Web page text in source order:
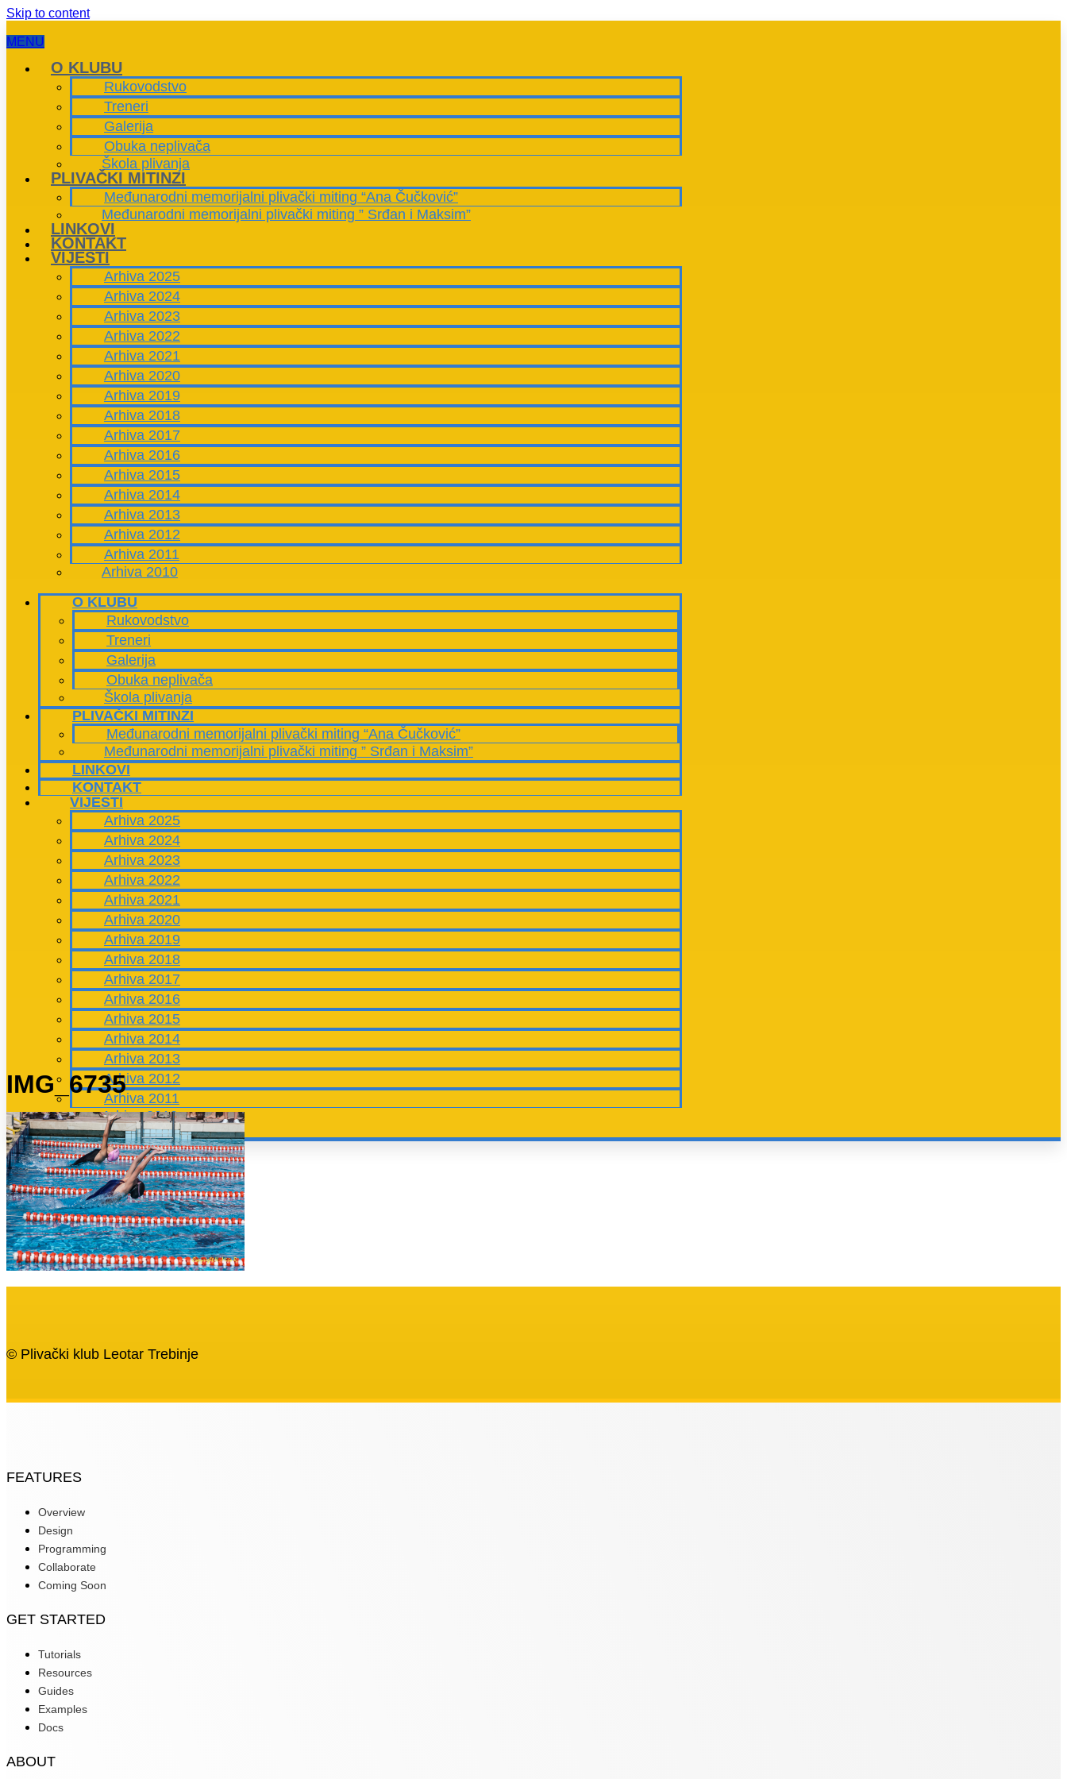
Skip to content
MENU
O KLUBU
Rukovodstvo
Treneri
Galerija
Obuka neplivača
Škola plivanja
PLIVAČKI MITINZI
Međunarodni memorijalni plivački miting “Ana Čučković”
Međunarodni memorijalni plivački miting ” Srđan i Maksim”
LINKOVI
KONTAKT
VIJESTI
Arhiva 2025
Arhiva 2024
Arhiva 2023
Arhiva 2022
Arhiva 2021
Arhiva 2020
Arhiva 2019
Arhiva 2018
Arhiva 2017
Arhiva 2016
Arhiva 2015
Arhiva 2014
Arhiva 2013
Arhiva 2012
Arhiva 2011
Arhiva 2010
O KLUBU
Rukovodstvo
Treneri
Galerija
Obuka neplivača
Škola plivanja
PLIVAČKI MITINZI
Međunarodni memorijalni plivački miting “Ana Čučković”
Međunarodni memorijalni plivački miting ” Srđan i Maksim”
LINKOVI
KONTAKT
VIJESTI
Arhiva 2025
Arhiva 2024
Arhiva 2023
Arhiva 2022
Arhiva 2021
Arhiva 2020
Arhiva 2019
Arhiva 2018
Arhiva 2017
Arhiva 2016
Arhiva 2015
Arhiva 2014
Arhiva 2013
Arhiva 2012
Arhiva 2011
Arhiva 2010
IMG_6735
© Plivački klub Leotar Trebinje
FEATURES
Overview
Design
Programming
Collaborate
Coming Soon
GET STARTED
Tutorials
Resources
Guides
Examples
Docs
ABOUT